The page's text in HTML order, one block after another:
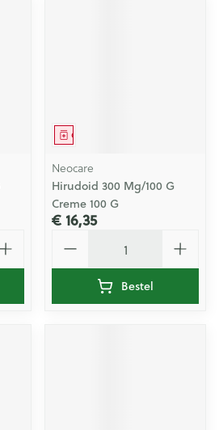
Geneesmiddel
Neocare
Hirudoid 300 Mg/100 G
Creme 100 G
€ 16,35
Bestel